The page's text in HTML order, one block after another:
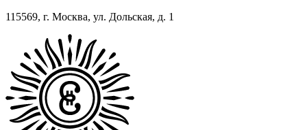
115569, г. Москва, ул. Дольская, д. 1